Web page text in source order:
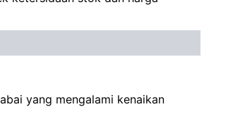
yang mengalami kenaikan